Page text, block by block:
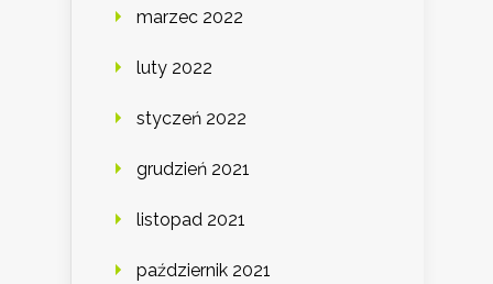
marzec 2022
luty 2022
styczeń 2022
grudzień 2021
listopad 2021
październik 2021